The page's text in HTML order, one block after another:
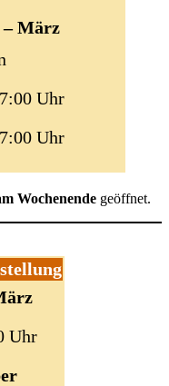
– März
Uhr
Uhr
Wochenende geöffnet.
Uhr